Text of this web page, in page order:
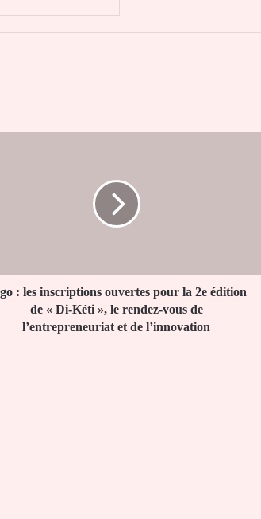
: les inscriptions ouvertes pour la 2e édition
de « Di-Kéti », le rendez-vous de
l’entrepreneuriat et de l’innovation